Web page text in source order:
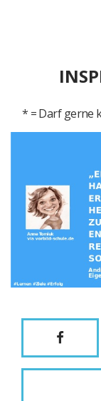
* = Darf gerne